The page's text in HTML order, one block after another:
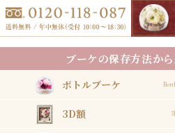
ブーケの保存方法か
ボトルブーケ
3D額